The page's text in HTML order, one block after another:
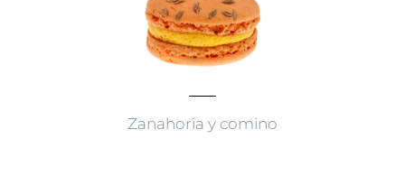
Zanahoria y comino